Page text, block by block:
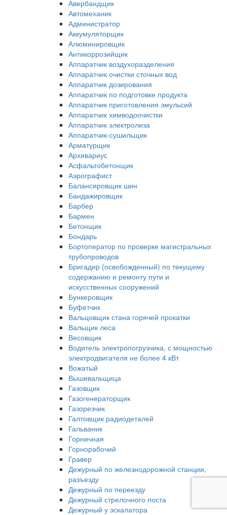
Авербандщик
Автомеханик
Администратор
Аккумуляторщик
Алюминировщик
Антикоррозийщик
Аппаратчик воздухоразделения
Аппаратчик очистки сточных вод
Аппаратчик дозирования
Аппаратчик по подготовке продукта
Аппаратчик приготовления эмульсий
Аппаратчик химводоочистки
Аппаратчик электролиза
Аппаратчик-сушильщик
Арматурщик
Архивариус
Асфальтобетонщик
Аэрографист
Балансировщик шин
Бандажировщик
Барбер
Бармен
Бетонщик
Бондарь
Бортоператор по проверке магистральных
трубопроводов
Бригадир (освобожденный) по текущему
содержанию и ремонту пути и
искусственных сооружений
Бункеровщик
Буфетчик
Вальцовщик стана горячей прокатки
Вальщик леса
Весовщик
Водитель электропогрузчика, с мощностью
электродвигателя не более 4 кВт
Вожатый
Вышивальщица
Газовщик
Газогенераторщик
Газорезчик
Галтовщик радиодеталей
Гальваник
Горничная
Горнорабочий
Гравер
Дежурный по железнодорожной станции,
разъезду
Дежурный по переезду
Дежурный стрелочного поста
Дежурный у эскалатора